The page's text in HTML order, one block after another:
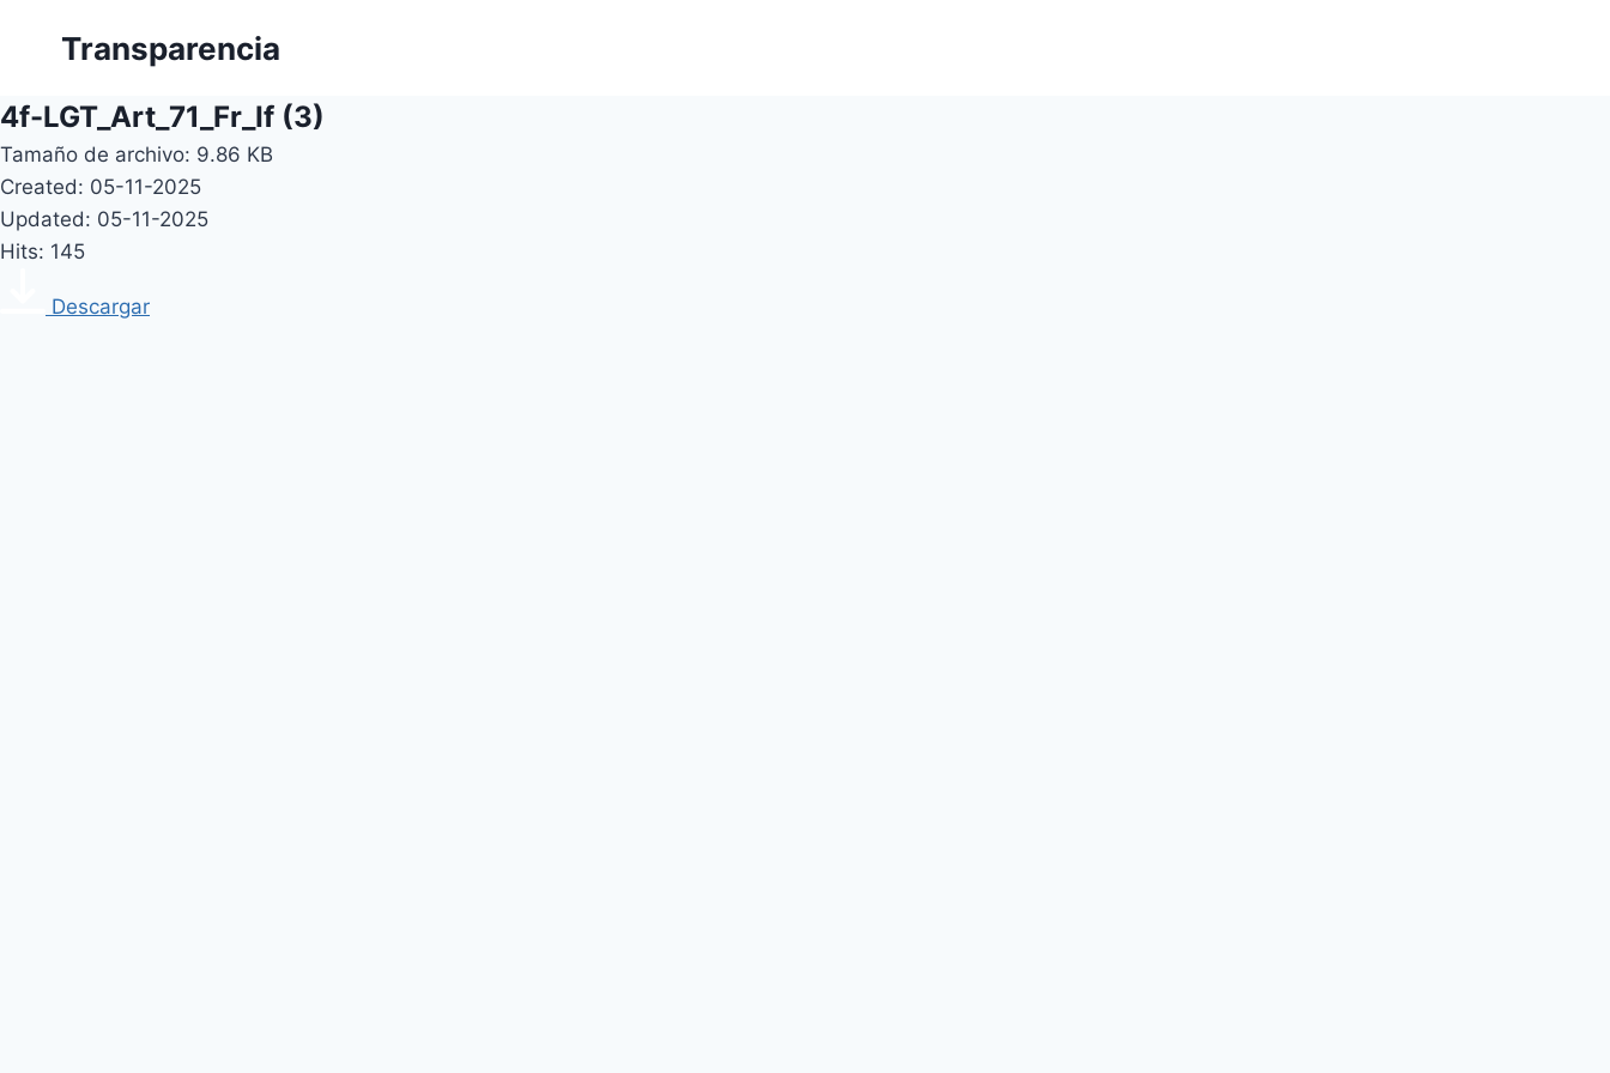
Transparencia
4f-LGT_Art_71_Fr_If (3)
Tamaño de archivo: 9.86 KB
Created: 05-11-2025
Updated: 05-11-2025
Hits: 145
Descargar